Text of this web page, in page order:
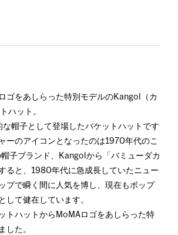
ゴをあしらった特別モデルのKangol（カ
ハット。
帽子として登場したバケットハットです
ーのアイコンとなったのは1970年代のこ
子ブランド、Kangolから「バミューダカ
ると、1980年代に急成長していたニュー
プで瞬く間に人気を博し、現在もポップ
して健在しています。
トハットからMoMAロゴをあしらった特
した。